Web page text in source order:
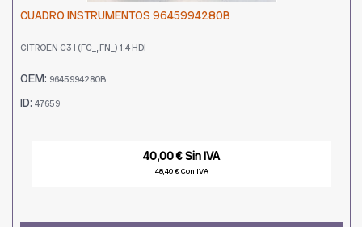
CUADRO INSTRUMENTOS 9645994280B
CITROËN C3 I (FC_, FN_) 1.4 HDI
OEM: 9645994280B
ID: 47659
40,00 € Sin IVA
48,40 € Con IVA